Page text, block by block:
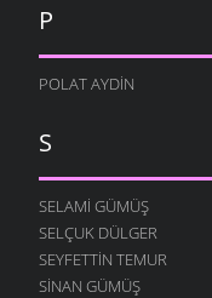
P
POLAT AYDIN
S
SELAMI GÜMÜŞ
SELÇUK DÜLGER
SEYFETTIN TEMUR
SINAN GÜMÜŞ